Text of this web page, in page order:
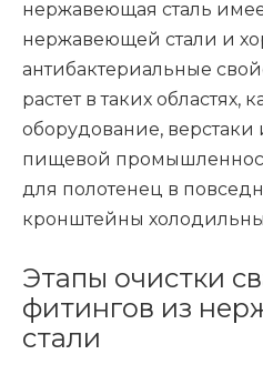
нержавеющая сталь
нержавеющей стали и
антибактериальные
растет в таких областях,
оборудование, верстаки
пищевой
для полотенец в
кронштейны
Этапы очистки
фитингов из
стали